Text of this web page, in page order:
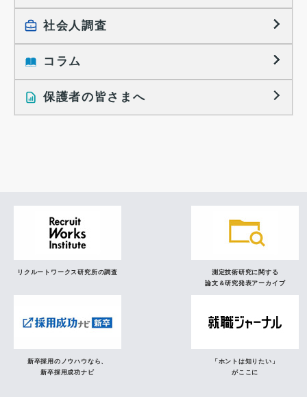
大学生の実態調査
働きたい組織の特徴
大学生の地域間移動レポート
就職活動に関するレポート
採用活動に関するレポート
社会人調査
就職活動と入社後の就業
就業レディネス研究
コラム
インタビュー記事
保護者の皆さまへ
リクルートワークス研究所の調査
測定技術研究に関する
論文＆研究発表アーカイブ
新卒採用のノウハウなら、
新卒採用成功ナビ
「ホントは知りたい」
がここに